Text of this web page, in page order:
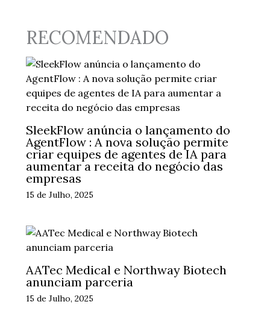
RECOMENDADO
SleekFlow anúncia o lançamento do
AgentFlow : A nova solução permite
criar equipes de agentes de IA para
aumentar a receita do negócio das
empresas
15 de Julho, 2025
AATec Medical e Northway Biotech
anunciam parceria
15 de Julho, 2025